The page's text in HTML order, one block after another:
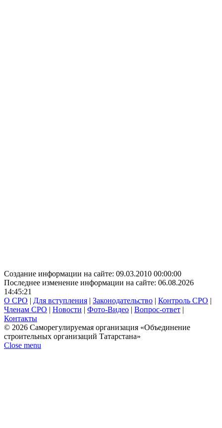
Создание информации на сайте: 09.03.2010 00:00:00
Последнее изменение информации на сайте: 06.08.2026
14:45:21
О СРО | Для вступления | Законодательство | Контроль СРО |
Членам СРО | Новости | Фото-Видео | Вопрос-ответ |
Контакты
© 2026 Саморегулируемая организация «Объединение
строительных организаций Татарстана»
Close menu